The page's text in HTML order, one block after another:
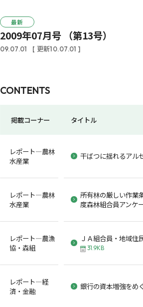
最新
2009年07月号 （第13号）
09.07.01 [ 更新10.07.01 ]
CONTENTS
掲載コーナー タイトル
レポート―農林
水産業
干ばつに揺れるアル
レポート―農林
水産業
所有林の厳しい作業
度森林組合員アンケ
レポート―農漁
協・森組
ＪＡ組合員・地域住
31.9KB
レポート―経
済・金融
銀行の資本増強をめ